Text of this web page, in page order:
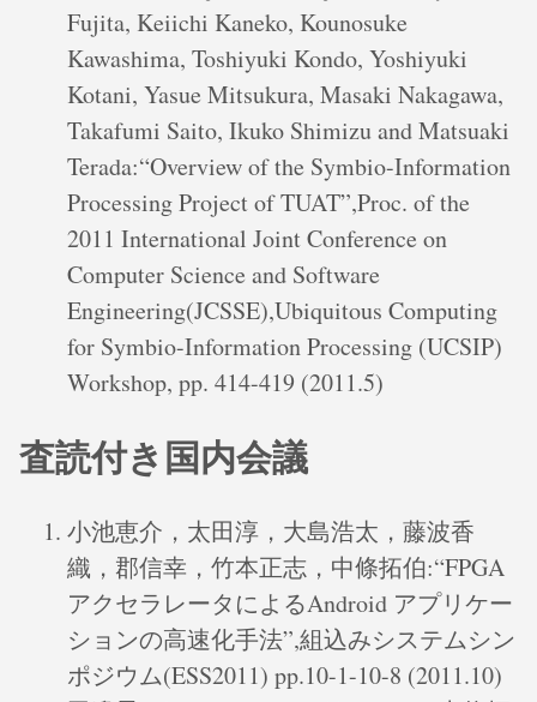
Fujita, Keiichi Kaneko, Kounosuke
Kawashima, Toshiyuki Kondo, Yoshiyuki
Kotani, Yasue Mitsukura, Masaki Nakagawa,
Takafumi Saito, Ikuko Shimizu and Matsuaki
Terada:“Overview of the Symbio-Information
Processing Project of TUAT”,Proc. of the
2011 International Joint Conference on
Computer Science and Software
Engineering(JCSSE),Ubiquitous Computing
for Symbio-Information Processing (UCSIP)
Workshop, pp. 414-419 (2011.5)
査読付き国内会議
小池恵介，太田淳，大島浩太，藤波香
織，郡信幸，竹本正志，中條拓伯:“FPGA
アクセラレータによるAndroid アプリケー
ションの高速化手法”,組込みシステムシン
ポジウム(ESS2011) pp.10-1-10-8 (2011.10)